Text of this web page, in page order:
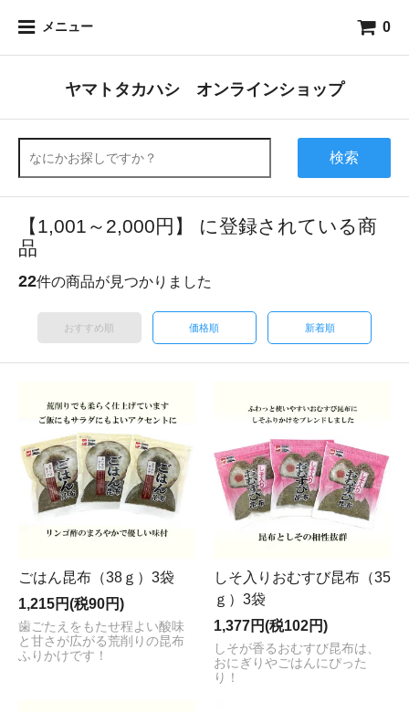
メニュー 0
ヤマトタカハシ オンラインショップ
検索
【1,001～2,000円】 に登録されている商
品
22件の商品が見つかりました
おすすめ順 価格順 新着順
ごはん昆布（38ｇ）3袋
1,215円(税90円)
歯ごたえをもたせ程よい酸味
と甘さが広がる荒削りの昆布
ふりかけです！
しそ入りおむすび昆布（35
ｇ）3袋
1,377円(税102円)
しそが香るおむすび昆布は、
おにぎりやごはんにぴった
り！